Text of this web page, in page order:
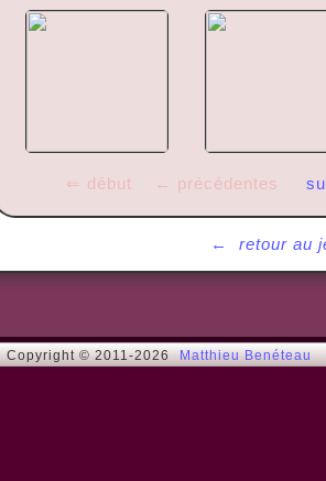
← retour au
⇐ début ← précédentes
Copyright © 2011-2026 Matthieu Benéteau